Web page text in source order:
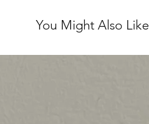
You Might Also Like